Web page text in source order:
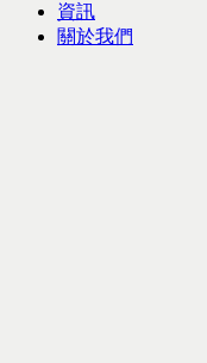
資訊
關於我們